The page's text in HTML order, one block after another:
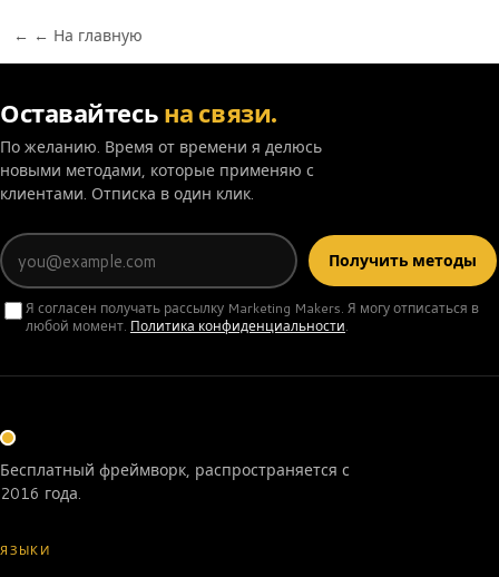
← ← На главную
Оставайтесь на связи.
По желанию. Время от времени я делюсь
новыми методами, которые применяю с
клиентами. Отписка в один клик.
Email
Получить методы
Я согласен получать рассылку Marketing Makers. Я могу отписаться в
любой момент. Политика конфиденциальности.
Бесплатный фреймворк, распространяется с
2016 года.
ЯЗЫКИ